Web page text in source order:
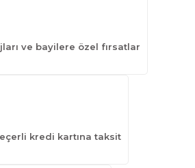
ve bayilere özel fırsatlar
kredi kartına taksit